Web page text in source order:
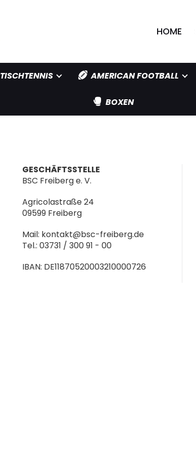
HOME
TISCHTENNIS AMERICAN FOOTBALL
BOXEN
GESCHÄFTSSTELLE
BSC Freiberg e. V.
Agricolastraße 24
09599 Freiberg
Mail: kontakt@bsc-freiberg.de
Tel.: 03731 / 300 91 - 00
IBAN: DE11870520003210000726